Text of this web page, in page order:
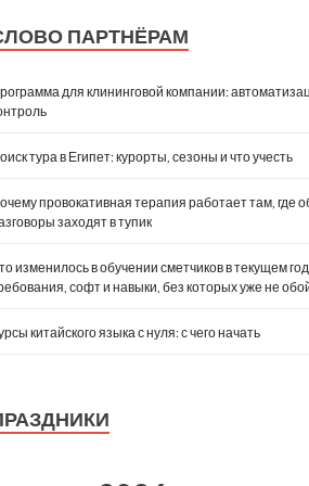
ПАРТНЁРАМ
для клининговой компании:
тура в Египет: курорты, сезоны и что учесть
провокативная терапия работает там, где
заходят в тупик
изменилось в обучении сметчиков в текущем
софт и навыки, без которых уже не
китайского языка с нуля: с чего начать